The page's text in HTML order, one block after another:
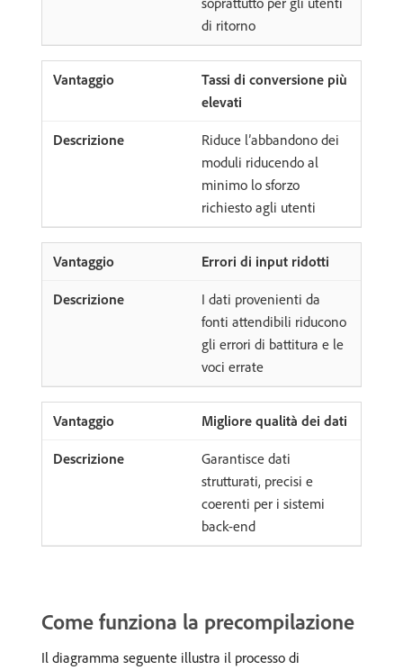
di ritorno
Tassi di conversione più
elevati
Riduce l’abbandono dei
moduli riducendo al
minimo lo sforzo
richiesto agli utenti
Errori di input ridotti
I dati provenienti da
fonti attendibili riducono
gli errori di battitura e le
voci errate
Migliore qualità dei dati
Garantisce dati
strutturati, precisi e
coerenti per i sistemi
back-end
Come funziona la precompilazione
Il diagramma seguente illustra il processo di